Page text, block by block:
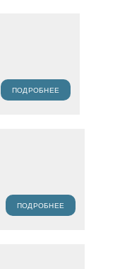
ПОДРОБНЕЕ
ПОДРОБНЕЕ